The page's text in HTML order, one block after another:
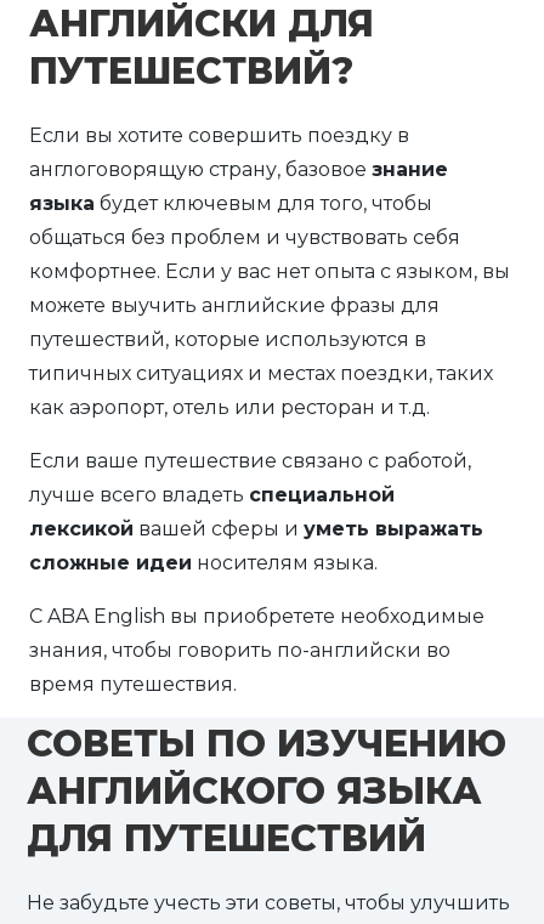
АНГЛИЙСКИ ДЛЯ
ПУТЕШЕСТВИЙ?
Если вы хотите совершить поездку в
англоговорящую страну, базовое знание
языка будет ключевым для того, чтобы
общаться без проблем и чувствовать себя
комфортнее. Если у вас нет опыта с языком, вы
можете выучить английские фразы для
путешествий, которые используются в
типичных ситуациях и местах поездки, таких
как аэропорт, отель или ресторан и т.д.
Если ваше путешествие связано с работой,
лучше всего владеть специальной
лексикой вашей сферы и уметь выражать
сложные идеи носителям языка.
С ABA English вы приобретете необходимые
знания, чтобы говорить по-английски во
время путешествия.
СОВЕТЫ ПО ИЗУЧЕНИЮ
АНГЛИЙСКОГО ЯЗЫКА
ДЛЯ ПУТЕШЕСТВИЙ
Не забудьте учесть эти советы, чтобы улучшить